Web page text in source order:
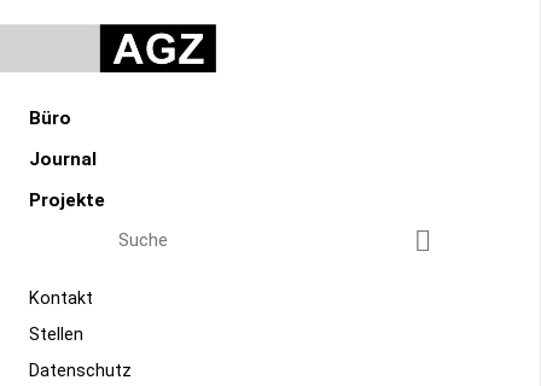
AGZ Zimmermann Architekten GmbH
Navigation überspringen
Büro
Journal
Projekte
Suchbegriffe
Navigation überspringen
Kontakt
Stellen
Datenschutz